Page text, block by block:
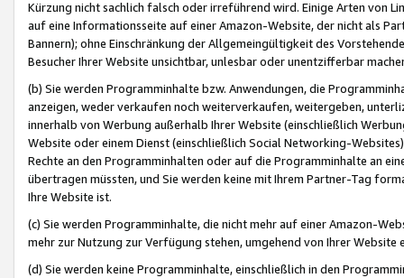
Kürzung nicht sachlich falsch oder irreführend wird. Einige Arten von
auf eine Informationsseite auf einer Amazon-Website, der nicht als
Bannern); ohne Einschränkung der Allgemeingültigkeit des
Besucher Ihrer Website unsichtbar, unlesbar oder unentzifferbar
(b) Sie werden Programminhalte bzw. Anwendungen, die
anzeigen, weder verkaufen noch weiterverkaufen, weitergeben,
innerhalb von Werbung außerhalb Ihrer Website (einschließlich
Website oder einem Dienst (einschließlich Social Networking-
Rechte an den Programminhalten oder auf die Programminhalte an
übertragen müssten, und Sie werden keine mit Ihrem Partner-Tag
Ihre Website ist.
(c) Sie werden Programminhalte, die nicht mehr auf einer Amazon-
mehr zur Nutzung zur Verfügung stehen, umgehend von Ihrer
(d) Sie werden keine Programminhalte, einschließlich in den